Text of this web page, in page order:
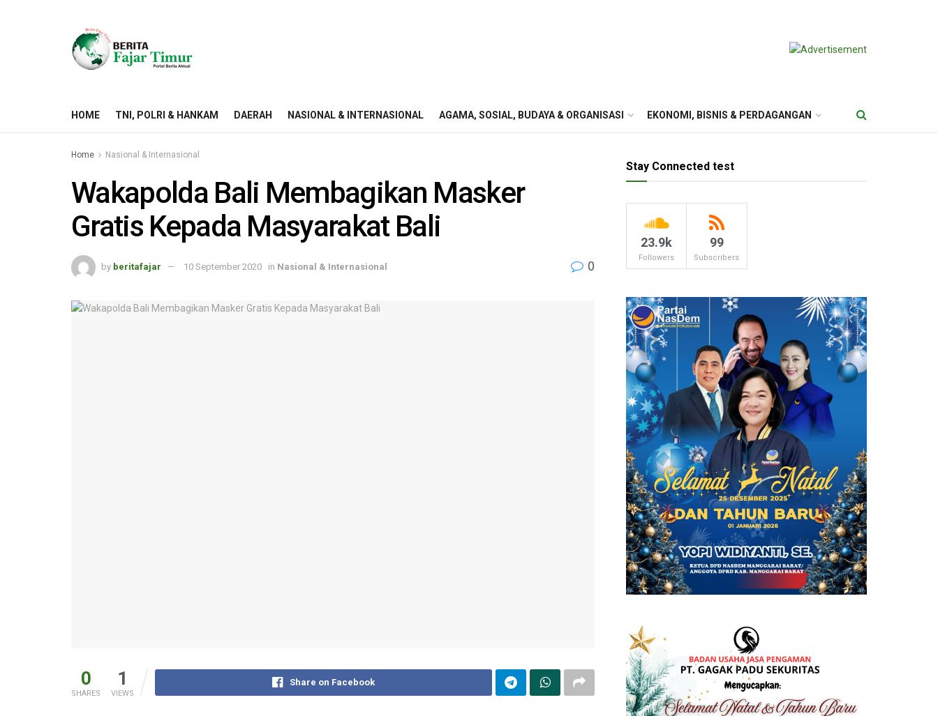
HOME TNI, POLRI & HANKAM DAERAH NASIONAL & INTERNASIONAL AGAMA, SOSIAL, BUDAYA & ORGANISASI EKONOMI, BISNIS & PERDAGANGAN
Home Nasional & Internasional
Wakapolda Bali Membagikan Masker
Gratis Kepada Masyarakat Bali
by beritafajar 10 September 2020 in Nasional & Internasional 0
0
SHARES
1
VIEWS
Share on Facebook
Stay Connected test
23.9k
Followers
99
Subscribers